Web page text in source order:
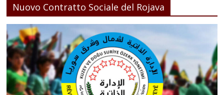
Nuovo Contratto Sociale del Rojava